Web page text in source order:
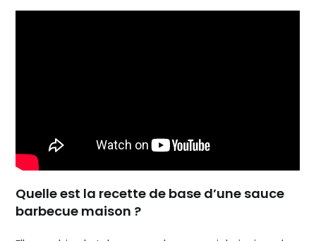
Quelle est la recette de base d’une sauce
barbecue maison ?